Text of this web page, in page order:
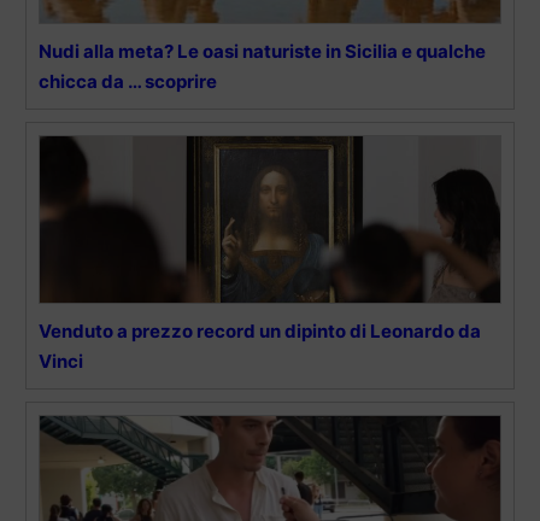
Nudi alla meta? Le oasi naturiste in Sicilia e qualche
chicca da … scoprire
Venduto a prezzo record un dipinto di Leonardo da
Vinci